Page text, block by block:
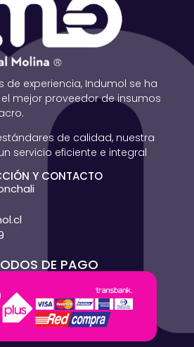
de experiencia, Indumol se ha
mejor proveedor de insumos
de calidad, nuestra
servicio eficiente e integral
Y CONTACTO
DE PAGO